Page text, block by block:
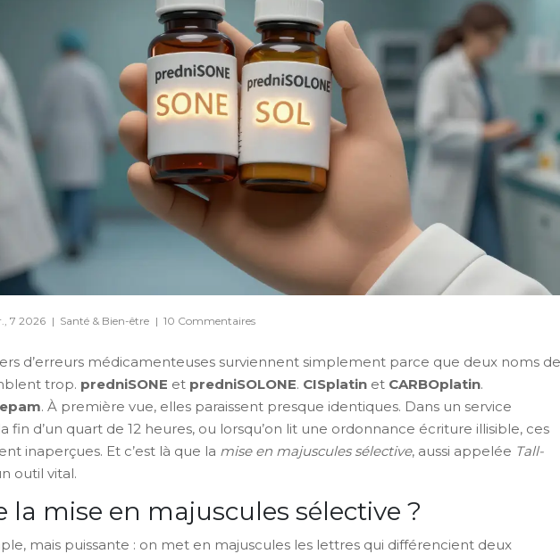
7 2026 | Santé & Bien-être | 10 Commentaires
d’erreurs médicamenteuses surviennent simplement parce que deux noms de
trop. predniSONE et predniSOLONE. CISplatin et CARBOplatin.
. À première vue, elles paraissent presque identiques. Dans un service
fin d’un quart de 12 heures, ou lorsqu’on lit une ordonnance écriture illisible, ces
inaperçues. Et c’est là que la mise en majuscules sélective, aussi appelée Tall-
outil vital.
la mise en majuscules sélective ?
mais puissante : on met en majuscules les lettres qui différencient deux